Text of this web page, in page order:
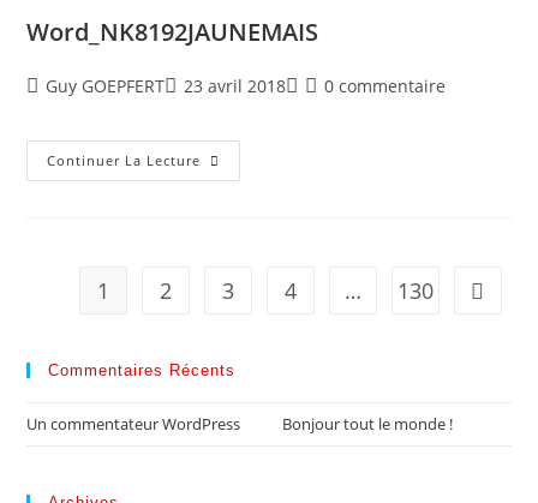
Word_NK8192JAUNEMAIS
Guy GOEPFERT 23 avril 2018 0 commentaire
Continuer La Lecture
1 2 3 4 … 130 Aller à
Commentaires Récents
Un commentateur WordPress Bonjour tout le monde !